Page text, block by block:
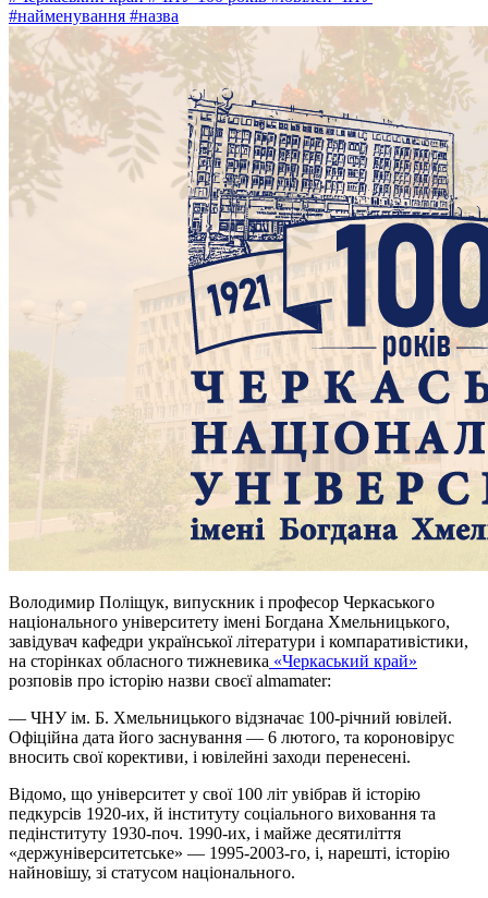
#найменування #назва
Володимир Поліщук, випускник і професор Черкаського
національного університету імені Богдана Хмельницького,
завідувач кафедри української літератури і компаративістики,
на сторінках обласного тижневика «Черкаський край»
розповів про історію назви своєї almamater:
— ЧНУ ім. Б. Хмельницького відзначає 100-річний ювілей.
Офіційна дата його заснування — 6 лютого, та короновірус
вносить свої корективи, і ювілейні заходи перенесені.
Відомо, що університет у свої 100 літ увібрав й історію
педкурсів 1920-их, й інституту соціального виховання та
педінституту 1930-поч. 1990-их, і майже десятиліття
«держуніверситетське» — 1995-2003-го, і, нарешті, історію
найновішу, зі статусом національного.